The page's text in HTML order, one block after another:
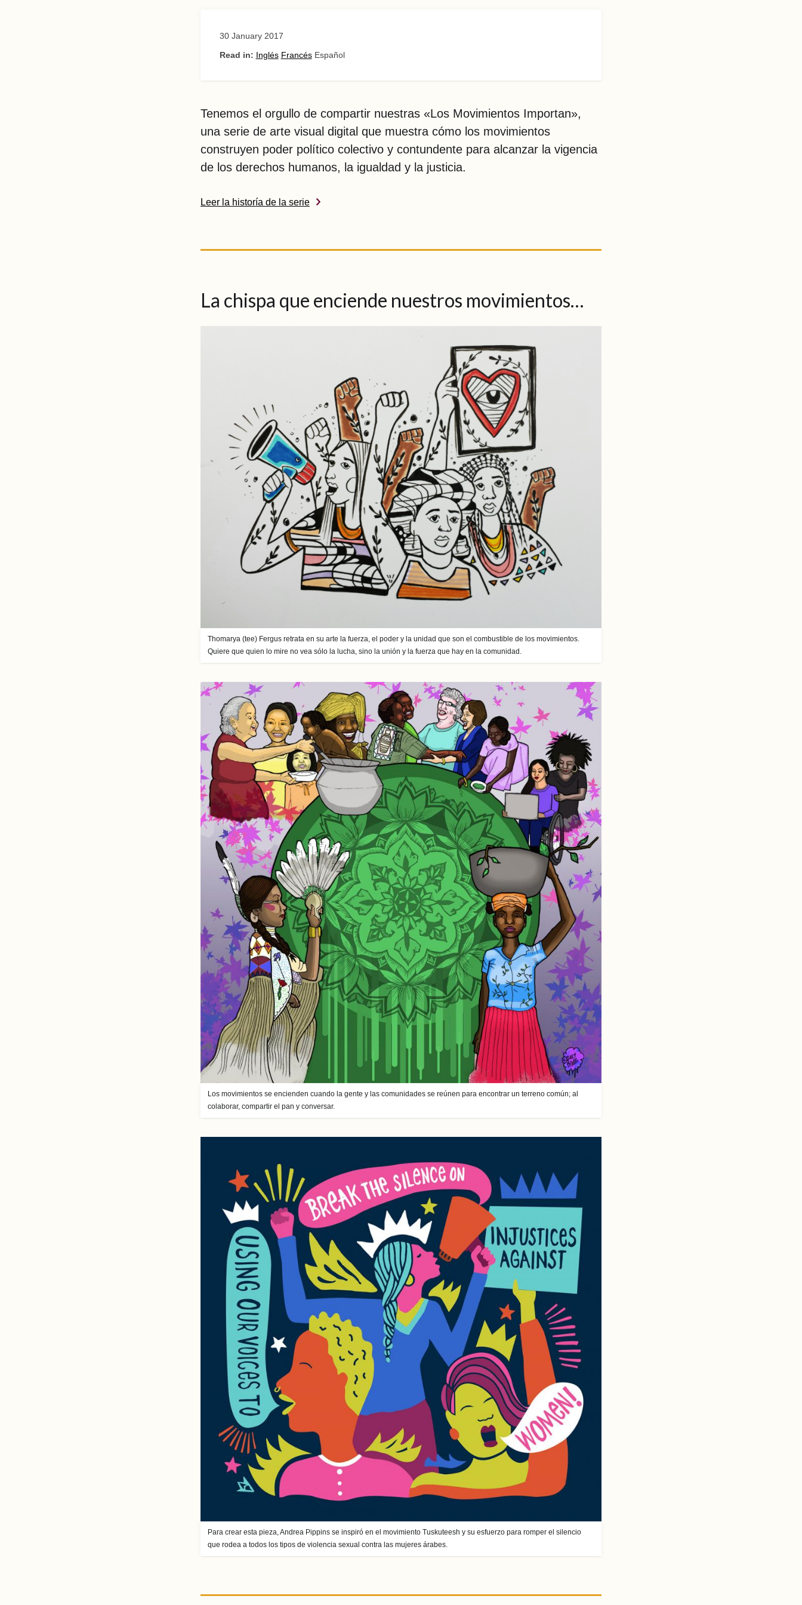
30 January 2017
Read in: Inglés Francés Español
Tenemos el orgullo de compartir nuestras «Los Movimientos Importan»,
una serie de arte visual digital que muestra cómo los movimientos
construyen poder político colectivo y contundente para alcanzar la vigencia
de los derechos humanos, la igualdad y la justicia.
Leer la historía de la serie
La chispa que enciende nuestros movimientos…
Thomarya (tee) Fergus retrata en su arte la fuerza, el poder y la unidad que son el combustible de los movimientos.
Quiere que quien lo mire no vea sólo la lucha, sino la unión y la fuerza que hay en la comunidad.
Los movimientos se encienden cuando la gente y las comunidades se reúnen para encontrar un terreno común; al
colaborar, compartir el pan y conversar.
Para crear esta pieza, Andrea Pippins se inspiró en el movimiento Tuskuteesh y su esfuerzo para romper el silencio
que rodea a todos los tipos de violencia sexual contra las mujeres árabes.